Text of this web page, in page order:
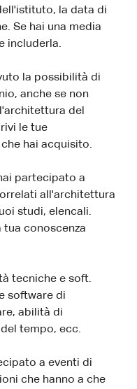
la data di
Se hai una media
includerla.
la possibilità di
anche se non
del
le tue
hai acquisito.
partecipato a
all'architettura
studi, elencali.
conoscenza
tecniche e soft.
software di
abilità di
tempo, ecc.
a eventi di
che hanno a che